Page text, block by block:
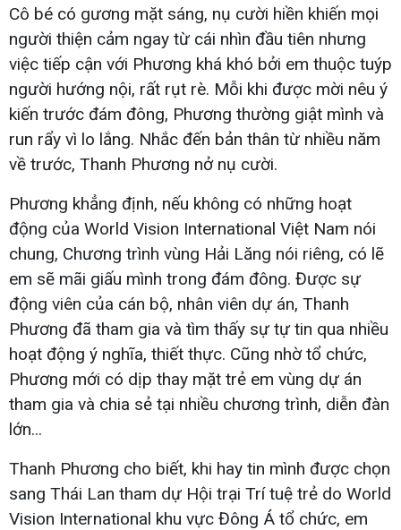
Cô bé có gương mặt sáng, nụ cười hiền khiến mọi
người thiện cảm ngay từ cái nhìn đầu tiên nhưng
việc tiếp cận với Phương khá khó bởi em thuộc tuýp
người hướng nội, rất rụt rè. Mỗi khi được mời nêu ý
kiến trước đám đông, Phương thường giật mình và
run rẩy vì lo lắng. Nhắc đến bản thân từ nhiều năm
về trước, Thanh Phương nở nụ cười.
Phương khẳng định, nếu không có những hoạt
động của World Vision International Việt Nam nói
chung, Chương trình vùng Hải Lăng nói riêng, có lẽ
em sẽ mãi giấu mình trong đám đông. Được sự
động viên của cán bộ, nhân viên dự án, Thanh
Phương đã tham gia và tìm thấy sự tự tin qua nhiều
hoạt động ý nghĩa, thiết thực. Cũng nhờ tổ chức,
Phương mới có dịp thay mặt trẻ em vùng dự án
tham gia và chia sẻ tại nhiều chương trình, diễn đàn
lớn...
Thanh Phương cho biết, khi hay tin mình được chọn
sang Thái Lan tham dự Hội trại Trí tuệ trẻ do World
Vision International khu vực Đông Á tổ chức, em